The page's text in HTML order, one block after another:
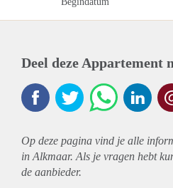
Deel deze Appartement
Op deze pagina vind je alle
in Alkmaar. Als je vragen hebt
de aanbieder.